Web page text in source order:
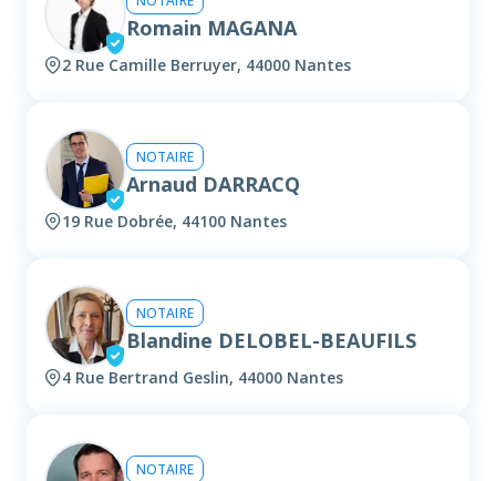
Romain MAGANA
2 Rue Camille Berruyer, 44000 Nantes
NOTAIRE
Arnaud DARRACQ
19 Rue Dobrée, 44100 Nantes
NOTAIRE
Blandine DELOBEL-BEAUFILS
4 Rue Bertrand Geslin, 44000 Nantes
NOTAIRE